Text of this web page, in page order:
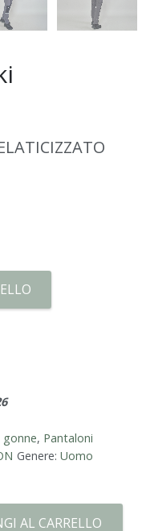
gonne, Pantaloni
Genere: Uomo
AL CARRELLO